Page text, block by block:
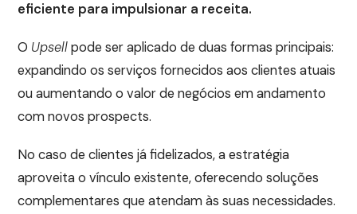
eficiente para impulsionar a receita.
O Upsellpode ser aplicado de duas formas principais:
expandindo os serviços fornecidos aos clientes atuais
ou aumentando o valor de negócios em andamento
com novos prospects.
No caso de clientes já fidelizados, a estratégia
aproveita o vínculo existente, oferecendo soluções
complementares que atendam às suas necessidades.